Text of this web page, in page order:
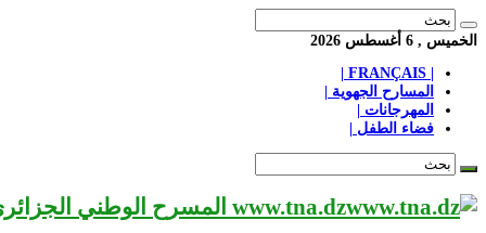
الخميس , 6 أغسطس 2026
المسارح الجهوية |
المهرجانات |
فضاء الطفل |
www.tna.dz المسرح الوطني الجزائري مؤسسة ثقافية عريقة تابعة لوزارة الثقافة-الجزائر، يحمل اسم العميد «محي الدين بشطارزي».